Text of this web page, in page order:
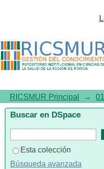
Listar01.04.
RICSMUR Principal →
Buscar en DSpace
Esta colección
Búsqueda avanzada